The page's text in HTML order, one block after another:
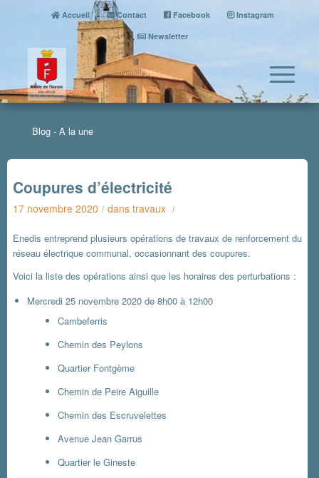
Accueil Contact Facebook
Instagram
Newsletter
Blog - A la une
Coupures d’électricité
17 novembre 2020 / danstravaux /
Enedis entreprend plusieurs opérations de travaux de renforcement du
réseau électrique communal, occasionnant des coupures.
Voici la liste des opérations ainsi que les horaires des perturbations :
Mercredi 25 novembre 2020 de 8h00 à 12h00
Cambeferris
Chemin des Peylons
Quartier Fontgème
Chemin de Peire Aiguille
Chemin des Escruvelettes
Avenue Jean Garrus
Quartier le Gineste